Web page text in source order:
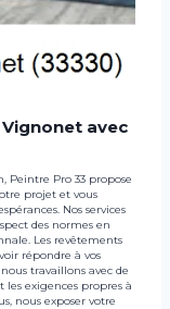
avec
Peintre Pro 33 propose
projet et vous
Nos services
des normes en
Les revêtements
répondre à vos
travaillons avec de
exigences propres à
nous exposer votre